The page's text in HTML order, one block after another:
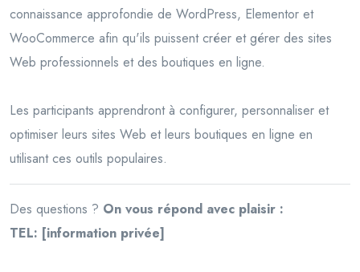
connaissance approfondie de WordPress, Elementor et
WooCommerce afin qu'ils puissent créer et gérer des sites
Web professionnels et des boutiques en ligne.
Les participants apprendront à configurer, personnaliser et
optimiser leurs sites Web et leurs boutiques en ligne en
utilisant ces outils populaires.
Des questions ? On vous répond avec plaisir :
TEL: [information privée]